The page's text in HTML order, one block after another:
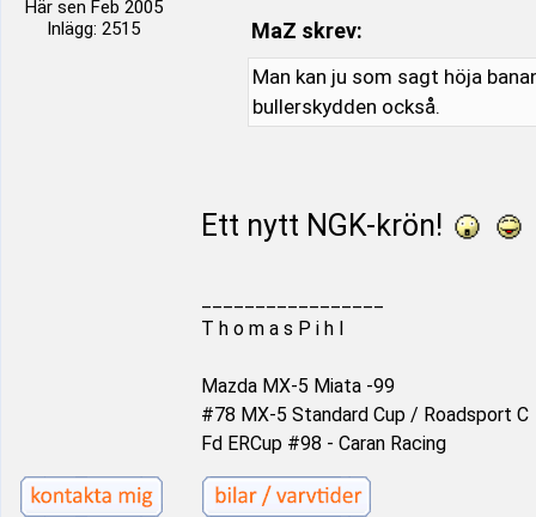
Här sen Feb 2005
Inlägg: 2515
MaZ skrev:
Man kan ju som sagt höja
bullerskydden också.
Ett nytt NGK-krön!
T h o m a s P i h l
Mazda MX-5 Miata -99
#78 MX-5 Standard Cup / Roadsport C
Fd ERCup #98 - Caran Racing